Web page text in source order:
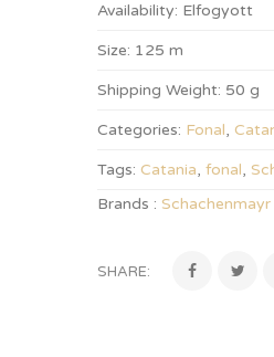
Availability: Elfogyott
Size: 125 m
Shipping Weight: 50 g
Categories: Fonal,
Tags: Catania,fonal,
Brands : Schachenmayr
SHARE: